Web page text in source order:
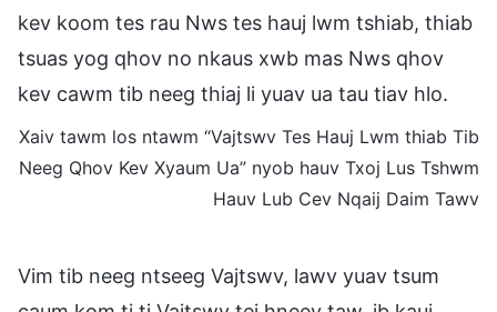
kev koom tes rau Nws tes hauj lwm tshiab, thiab
tsuas yog qhov no nkaus xwb mas Nws qhov
kev cawm tib neeg thiaj li yuav ua tau tiav hlo.
Xaiv tawm los ntawm “Vajtswv Tes Hauj Lwm thiab Tib
Neeg Qhov Kev Xyaum Ua” nyob hauv Txoj Lus Tshwm
Hauv Lub Cev Nqaij Daim Tawv
Vim tib neeg ntseeg Vajtswv, lawv yuav tsum